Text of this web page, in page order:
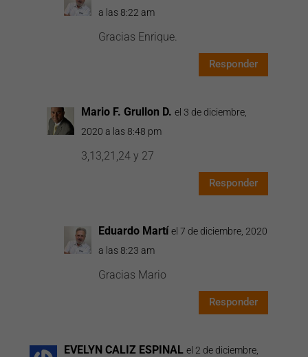
a las 8:22 am
Gracias Enrique.
Responder
Mario F. Grullon D. el 3 de diciembre,
2020 a las 8:48 pm
3,13,21,24 y 27
Responder
Eduardo Martí el 7 de diciembre, 2020
a las 8:23 am
Gracias Mario
Responder
EVELYN CALIZ ESPINAL el 2 de diciembre,